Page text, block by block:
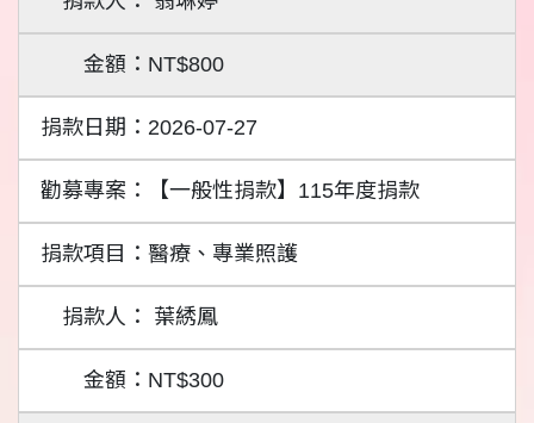
NT$800
2026-07-27
【一般性捐款】115年度捐款
醫療、專業照護
葉綉鳳
NT$300